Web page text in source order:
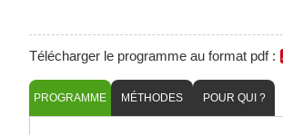
Télécharger le programme au format pdf :
PROGRAMME MÉTHODES POUR QUI ?